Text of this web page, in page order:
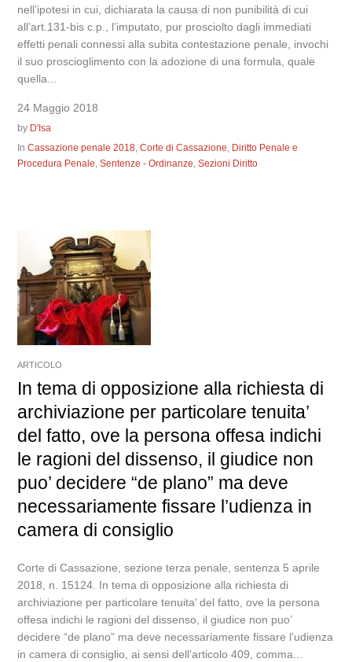
nell’ipotesi in cui, dichiarata la causa di non punibilità di cui
all’art.131-bis c.p., l’imputato, pur prosciolto dagli immediati
effetti penali connessi alla subita contestazione penale, invochi
il suo proscioglimento con la adozione di una formula, quale
quella...
24 Maggio 2018
by D'Isa
InCassazione penale 2018,Corte di Cassazione, Diritto Penale e
Procedura Penale,Sentenze - Ordinanze,Sezioni Diritto
ARTICOLO
In tema di opposizione alla richiesta di
archiviazione per particolare tenuita’
del fatto, ove la persona offesa indichi
le ragioni del dissenso, il giudice non
puo’ decidere “de plano” ma deve
necessariamente fissare l’udienza in
camera di consiglio
Corte di Cassazione, sezione terza penale, sentenza 5 aprile
2018, n. 15124. In tema di opposizione alla richiesta di
archiviazione per particolare tenuita’ del fatto, ove la persona
offesa indichi le ragioni del dissenso, il giudice non puo’
decidere “de plano” ma deve necessariamente fissare l’udienza
in camera di consiglio, ai sensi dell’articolo 409, comma...